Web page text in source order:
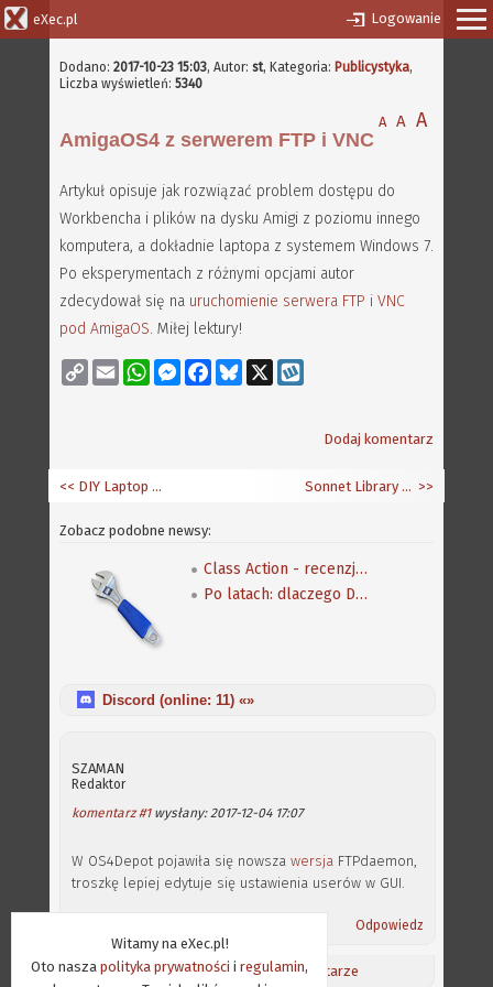
Witamy na eXec.pl!
Oto nasza polityka prywatności i regulamin,
eXec.pl Logowanie
Dodano: 2017-10-23 15:03, Autor: st, Kategoria: Publicystyka,
Liczba wyświetleń: 5340
A A A
AmigaOS4 z serwerem FTP i VNC
Artykuł opisuje jak rozwiązać problem dostępu do
Workbencha i plików na dysku Amigi z poziomu innego
komputera, a dokładnie laptopa z systemem Windows 7.
Po eksperymentach z różnymi opcjami autor
zdecydował się na uruchomienie serwera FTP i VNC
pod AmigaOS. Miłej lektury!
Copy
Link
Email WhatsAppMessenger
FacebookBluesky
Dodaj komentarz
Sonnet Library 17.7 >>
<< DIY Laptop Kit dla A1222
Zobacz podobne newsy:
Class Action - recenzja programu
Po latach: dlaczego DiskDoctor nie działał dobrze?
Discord (online: 11) «»
SZAMAN
Redaktor
komentarz #1wysłany: 2017-12-04 17:07
W OS4Depot pojawiła się nowsza wersja FTPdaemon,
troszkę lepiej edytuje się ustawienia userów w GUI.
Odpowiedz
Aktualności/Ostatnie komentarze